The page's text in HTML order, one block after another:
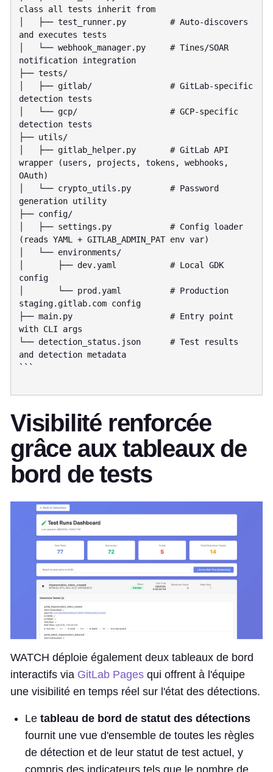
class all tests inherit from
│   ├── test_runner.py         # Auto-discovers
and executes tests
│   └── webhook_manager.py     # Tines/SOAR
notification integration
├── tests/
│   ├── gitlab/                # GitLab-specific
detection tests
│   └── gcp/                   # GCP-specific
detection tests
├── utils/
│   ├── gitlab_helper.py       # GitLab API
wrapper (users, projects, tokens, webhooks,
OAuth)
│   └── crypto_utils.py        # Password
generation utility
├── config/
│   ├── settings.py            # Config loader
(reads YAML + GITLAB_ADMIN_PAT env var)
│   └── environments/
│       ├── dev.yaml           # Local GDK
config
│       └── prod.yaml          # Production
staging.gitlab.com config
├── main.py                    # Entry point
with CLI args
└── detection_status.json      # Test results
and detection metadata
```
Visibilité renforcée
grâce aux tableaux de
bord de tests
WATCH déploie également deux tableaux de bord
interactifs via GitLab Pages qui offrent à l'équipe
une visibilité en temps réel sur l'état des détections.
Le tableau de bord de statut des détections
fournit une vue d'ensemble de toutes les règles
de détection et de leur statut de test actuel, y